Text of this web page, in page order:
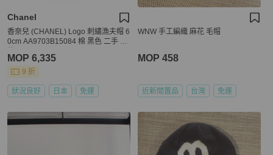
Chanel
香奈兒 (CHANEL) Logo 刺繡漁夫帽 6
0cm AA9703B15084 棉 黑色 二手 女
MOP 6,335
9 折
狀況良好 日本 免運
WNW 手工編織 麻花 毛帽
MOP 458
近新閒置品 台灣 免運